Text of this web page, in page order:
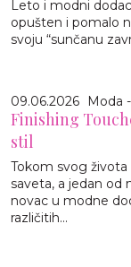
Leto i modni
opušten i pomalo
svoju “sunčanu
09.06.2026 Moda
Finishing
stil
Tokom svog
saveta, a jedan od
novac u modne
različitih...